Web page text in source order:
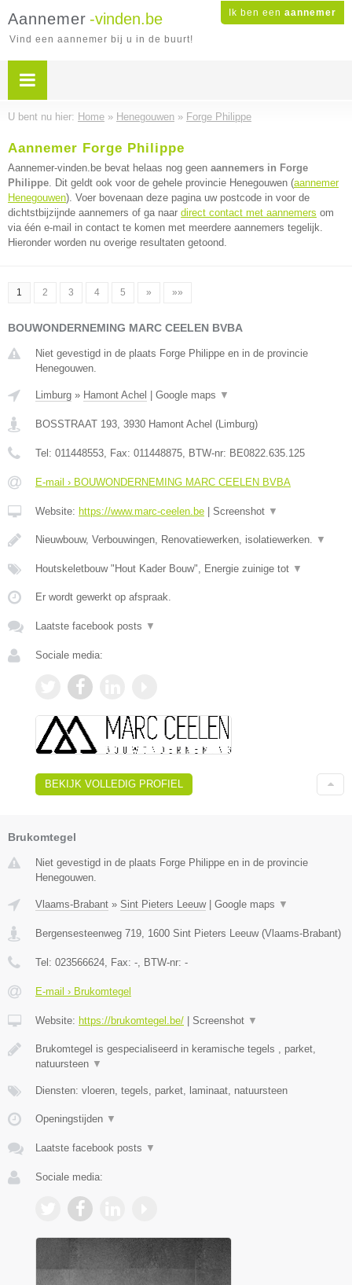
Ik ben een aannemer
Aannemer -vinden.be
Vind een aannemer bij u in de buurt!
U bent nu hier: Home » Henegouwen » Forge Philippe
Aannemer Forge Philippe
Aannemer-vinden.be bevat helaas nog geen aannemers in Forge
Philippe. Dit geldt ook voor de gehele provincie Henegouwen (aannemer
Henegouwen). Voer bovenaan deze pagina uw postcode in voor de
dichtstbijzijnde aannemers of ga naar direct contact met aannemers om
via één e-mail in contact te komen met meerdere aannemers tegelijk.
Hieronder worden nu overige resultaten getoond.
1 2 3 4 5 » »»
BOUWONDERNEMING MARC CEELEN BVBA
Niet gevestigd in de plaats Forge Philippe en in de provincie
Henegouwen.
Limburg » Hamont Achel Google maps ▼
BOSSTRAAT 193, 3930 Hamont Achel (Limburg)
Tel: 011448553, Fax: 011448875, BTW-nr: BE0822.635.125
E-mail › BOUWONDERNEMING MARC CEELEN BVBA
Website: https://www.marc-ceelen.be Screenshot ▼
Nieuwbouw, Verbouwingen, Renovatiewerken, isolatiewerken. ▼
Houtskeletbouw "Hout Kader Bouw", Energie zuinige tot ▼
Er wordt gewerkt op afspraak.
Laatste facebook posts ▼
Sociale media:
BEKIJK VOLLEDIG PROFIEL
Brukomtegel
Niet gevestigd in de plaats Forge Philippe en in de provincie
Henegouwen.
Vlaams-Brabant » Sint Pieters Leeuw| Google maps ▼
Bergensesteenweg 719 1600 Sint Pieters Leeuw(Vlaams-Brabant)
Tel: 023566624 , Fax: - , BTW-nr: -
E-mail › Brukomtegel
Website: https://brukomtegel.be/ | Screenshot ▼
Brukomtegel is gespecialiseerd in keramische tegels , parket,
natuursteen ▼
Diensten: vloeren, tegels, parket, laminaat, natuursteen
Openingstijden ▼
Laatste facebook posts ▼
Sociale media: